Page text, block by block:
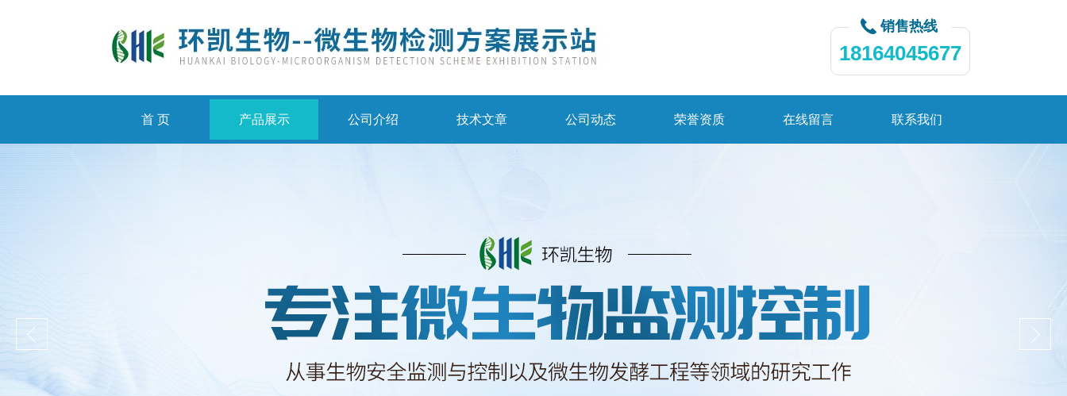
销售热线
18164045677
首 页 产品展示 公司介绍 技术文章 公司动态 荣誉资质 在线留言 联系我们